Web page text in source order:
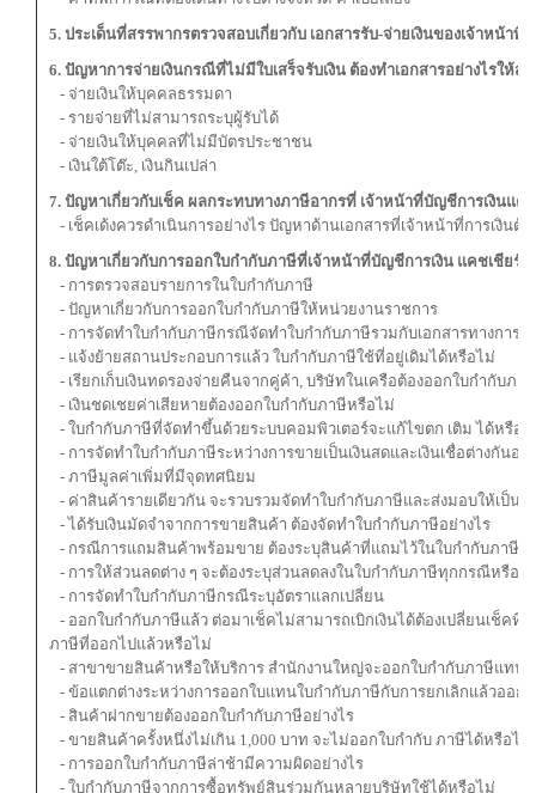
5. ประเด็นที่สรรพากรตรวจสอบเกี่ยวกับ เอกสารรับ-จ่ายเงินของเจ้าหน้าที่
6. ปัญหาการจ่ายเงินกรณีที่ไม่มีใบเสร็จรับเงิน ต้องทำเอกสารอย่างไรให้ส
- จ่ายเงินให้บุคคลธรรมดา
- รายจ่ายที่ไม่สามารถระบุผู้รับได้
- จ่ายเงินให้บุคคลที่ไม่มีบัตรประชาชน
- เงินใต้โต๊ะ, เงินกินเปล่า
7. ปัญหาเกี่ยวกับเช็ค ผลกระทบทางภาษีอากรที่ เจ้าหน้าที่บัญชีการเงินแค
- เช็คเด้งควรดำเนินการอย่างไร ปัญหาด้านเอกสารที่เจ้าหน้าที่การเงินต้
8. ปัญหาเกี่ยวกับการออกใบกำกับภาษีที่เจ้าหน้าที่บัญชีการเงิน แคชเชียร์ต้
- การตรวจสอบรายการในใบกำกับภาษี
- ปัญหาเกี่ยวกับการออกใบกำกับภาษีให้หน่วยงานราชการ
- การจัดทำใบกำกับภาษีกรณีจัดทำใบกำกับภาษีรวมกับเอกสารทางการค้
- แจ้งย้ายสถานประกอบการแล้ว ใบกำกับภาษีใช้ที่อยู่เดิมได้หรือไม่
- เรียกเก็บเงินทดรองจ่ายคืนจากคู่ค้า, บริษัทในเครือต้องออกใบกำกับภา
- เงินชดเชยค่าเสียหายต้องออกใบกำกับภาษีหรือไม่
- ใบกำกับภาษีที่จัดทำขึ้นด้วยระบบคอมพิวเตอร์จะแก้ไขตก เติม ได้หรือไ
- การจัดทำใบกำกับภาษีระหว่างการขายเป็นเงินสดและเงินเชื่อต่างกันอย่
- ภาษีมูลค่าเพิ่มที่มีจุดทศนิยม
- ค่าสินค้ารายเดียวกัน จะรวบรวมจัดทำใบกำกับภาษีและส่งมอบให้เป็น
- ได้รับเงินมัดจำจากการขายสินค้า ต้องจัดทำใบกำกับภาษีอย่างไร
- กรณีการแถมสินค้าพร้อมขาย ต้องระบุสินค้าที่แถมไว้ในใบกำกับภาษีห
- การให้ส่วนลดต่าง ๆ จะต้องระบุส่วนลดลงในใบกำกับภาษีทุกกรณีหรือไ
- การจัดทำใบกำกับภาษีกรณีระบุอัตราแลกเปลี่ยน
- ออกใบกำกับภาษีแล้ว ต่อมาเช็คไม่สามารถเบิกเงินได้ต้องเปลี่ยนเช็ค
ภาษีที่ออกไปแล้วหรือไม่
- สาขาขายสินค้าหรือให้บริการ สำนักงานใหญ่จะออกใบกำกับภาษีแทน
- ข้อแตกต่างระหว่างการออกใบแทนใบกำกับภาษีกับการยกเลิกแล้วออก
- สินค้าฝากขายต้องออกใบกำกับภาษีอย่างไร
- ขายสินค้าครั้งหนึ่งไม่เกิน 1,000 บาท จะไม่ออกใบกำกับ ภาษีได้หรือไม่
- การออกใบกำกับภาษีล่าช้ามีความผิดอย่างไร
- ใบกำกับภาษีจากการซื้อทรัพย์สินร่วมกันหลายบริษัทใช้ได้หรือไม่